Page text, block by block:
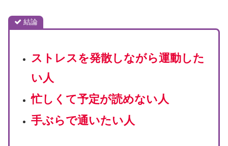
結論
ストレスを発散しながら運動した
い人
忙しくて予定が読めない人
手ぶらで通いたい人